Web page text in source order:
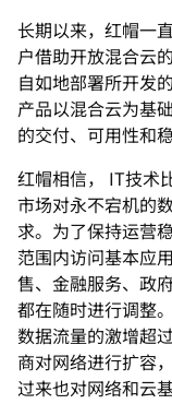
长期以来，红帽一
户借助开放混合云
自如地部署所开发
产品以混合云为基
的交付、可用性和稳
红帽相信， IT技术
市场对永不宕机的
求。为了保持运营
范围内访问基本应
售、金融服务、政
都在随时进行调整
数据流量的激增超
商对网络进行扩容
过来也对网络和云